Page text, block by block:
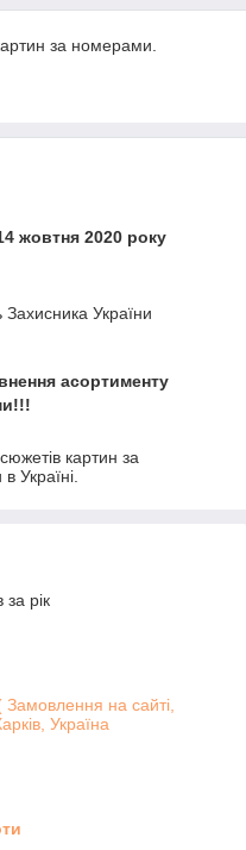
за номерами.
жовтня 2020 року
України
асортименту
картин за
Україні.
за рік
на сайті,
Україна